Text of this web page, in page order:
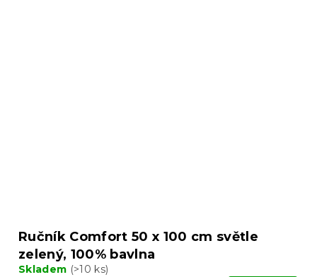
Ručník Comfort 50 x 100 cm světle
zelený, 100% bavlna
Skladem (>10 ks)